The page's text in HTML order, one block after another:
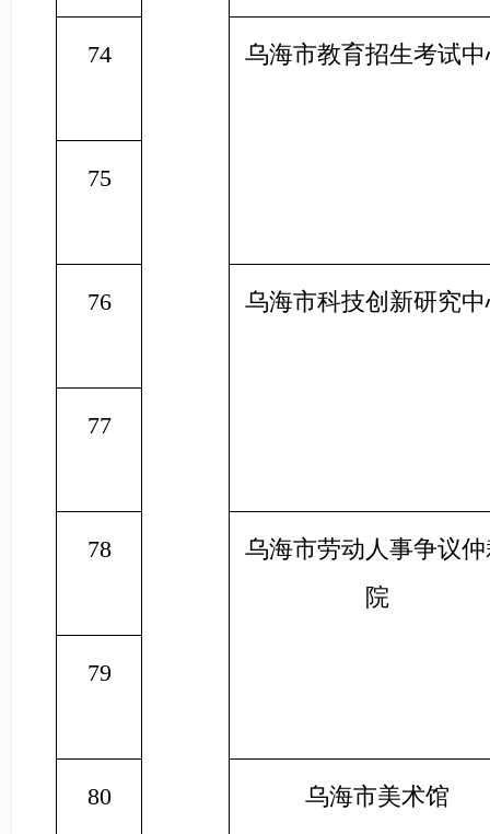
74 乌海市教育招生考试
75
76 乌海市科技创新研究
77
78
乌海市劳动人事争议
院
79
80 乌海市美术馆